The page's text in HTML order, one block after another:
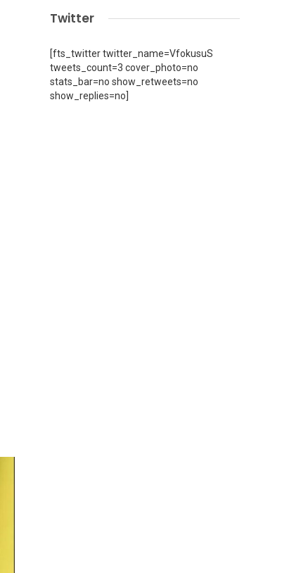
Twitter
[fts_twitter twitter_name=VfokusuS
tweets_count=3 cover_photo=no
stats_bar=no show_retweets=no
show_replies=no]